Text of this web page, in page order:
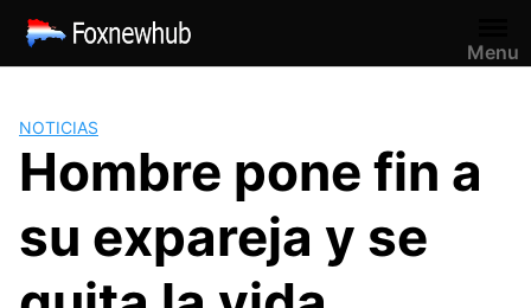
Saltar
contenido
Menu
NOTICIAS
Hombre pone fin a
su expareja y se